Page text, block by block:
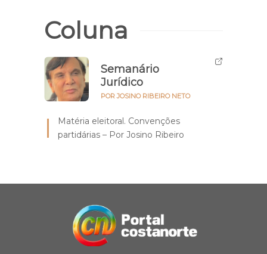
Coluna
Semanário
Jurídico
POR JOSINO RIBEIRO NETO
Matéria eleitoral. Convenções
partidárias – Por Josino Ribeiro